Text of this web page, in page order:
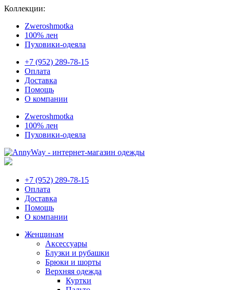
Коллекции:
Zweroshmotka
100% лен
Пуховики-одеяла
+7 (952) 289-78-15
Оплата
Доставка
Помощь
О компании
Zweroshmotka
100% лен
Пуховики-одеяла
+7 (952) 289-78-15
Оплата
Доставка
Помощь
О компании
Женщинам
Аксессуары
Блузки и рубашки
Брюки и шорты
Верхняя одежда
Куртки